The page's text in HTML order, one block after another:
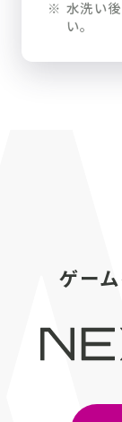
※ 水洗い
い。
ゲー